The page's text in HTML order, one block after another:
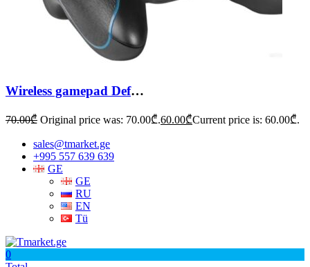
Wireless gamepad Defender Blast
70.00₾ Original price was: 70.00₾.60.00₾Current price is: 60.00₾.
sales@tmarket.ge
+995 557 639 639
GE
GE
RU
EN
Tü
0